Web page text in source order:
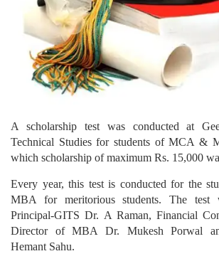
A scholarship test was conducted at
Technical Studies for students of MCA &
which scholarship of maximum Rs. 15,000
Every year, this test is conducted for the
MBA for meritorious students. The test
Principal-GITS Dr. A Raman, Financial
Director of MBA Dr. Mukesh Porwal
Hemant Sahu.